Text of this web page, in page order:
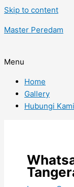
Skip to content
Master Peredam
Menu
Home
Gallery
Hubungi Kami